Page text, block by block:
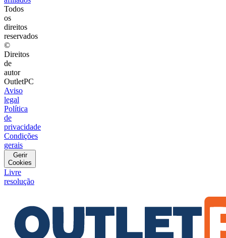
Todos
os
direitos
reservados
©
Direitos
de
autor
OutletPC
Aviso
legal
Política
de
privacidade
Condições
gerais
Gerir
Cookies
Livre
resolução